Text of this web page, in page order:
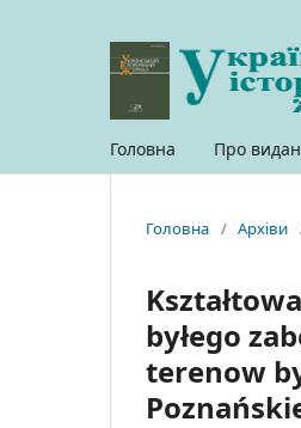
Головна Про
Головна / Архіви
byłego
terenow